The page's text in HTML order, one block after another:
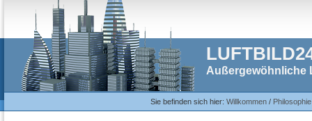
Außergewöhnliche
Sie befinden sich hier: Willkommen / Philosophie